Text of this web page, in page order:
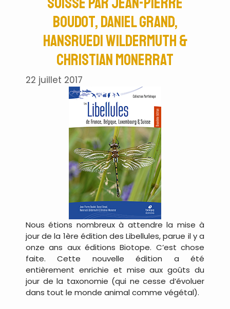
Boudot, Daniel Grand,
Hansruedi Wildermuth &
Christian Monerrat
22 juillet 2017
Nous étions nombreux à attendre la mise à
jour de la 1ère édition des Libellules, parue il y a
onze ans aux éditions Biotope. C’est chose
faite. Cette nouvelle édition a été
entièrement enrichie et mise aux goûts du
jour de la taxonomie (qui ne cesse d’évoluer
dans tout le monde animal comme végétal).